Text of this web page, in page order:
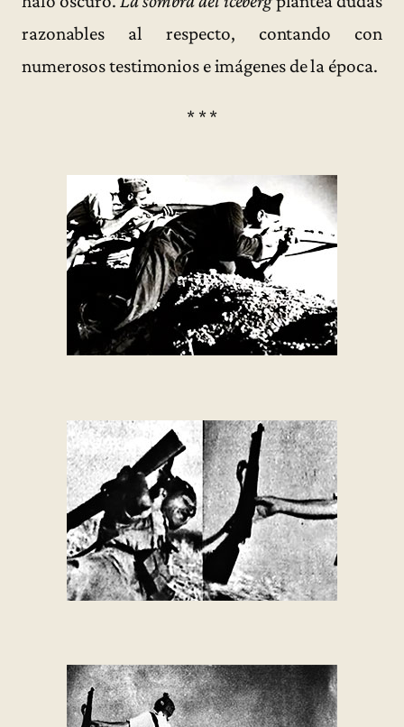
razonables al respecto, contando con
numerosos testimonios e imágenes de la época.
* * *